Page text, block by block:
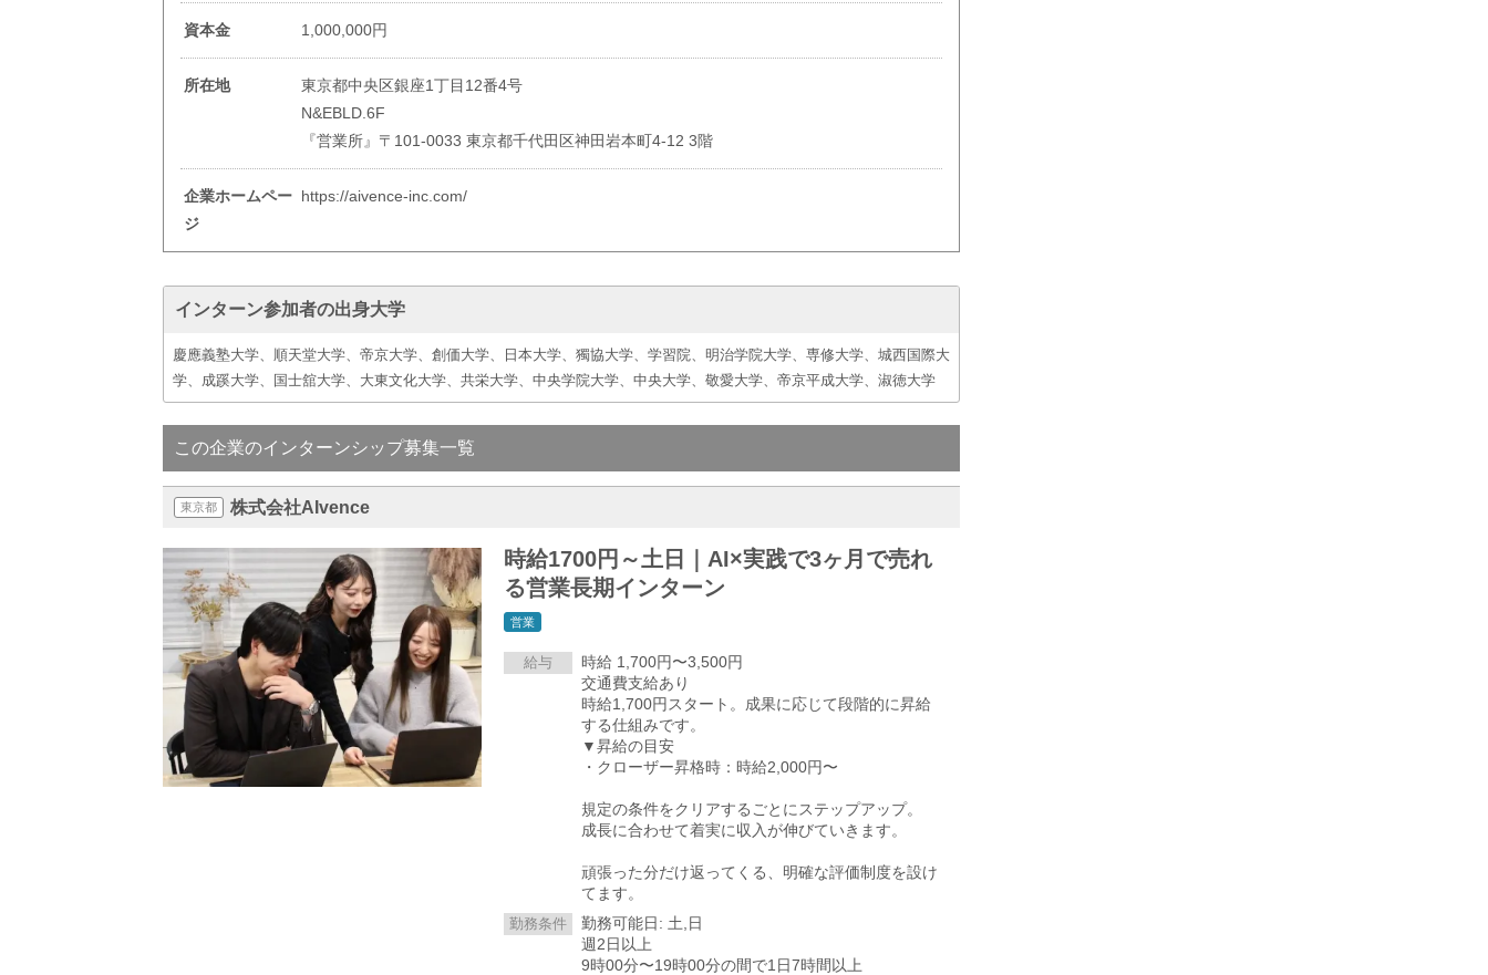
資本金 1,000,000円
所在地
東京都中央区銀座1丁目12番4号
N&EBLD.6F
『営業所』〒101-0033 東京都千代田区神田岩本町4-12 3階
企業ホームペー
ジ
https://aivence-inc.com/
インターン参加者の出身大学
慶應義塾大学、順天堂大学、帝京大学、創価大学、日本大学、獨協大学、学習院、明治学院大学、専修大学、城西国際大
学、成蹊大学、国士舘大学、大東文化大学、共栄大学、中央学院大学、中央大学、敬愛大学、帝京平成大学、淑徳大学
この企業のインターンシップ募集一覧
東京都 株式会社AIvence
時給1700円～土日｜AI×実践で3ヶ月で売れ
る営業長期インターン
営業
給与
時給 1,700円〜3,500円
交通費支給あり
時給1,700円スタート。成果に応じて段階的に昇給
する仕組みです。
▼昇給の目安
・クローザー昇格時：時給2,000円〜
規定の条件をクリアするごとにステップアップ。
成長に合わせて着実に収入が伸びていきます。
頑張った分だけ返ってくる、明確な評価制度を設け
てます。
勤務条件
勤務可能日: 土,日
週2日以上
9時00分〜19時00分の間で1日7時間以上